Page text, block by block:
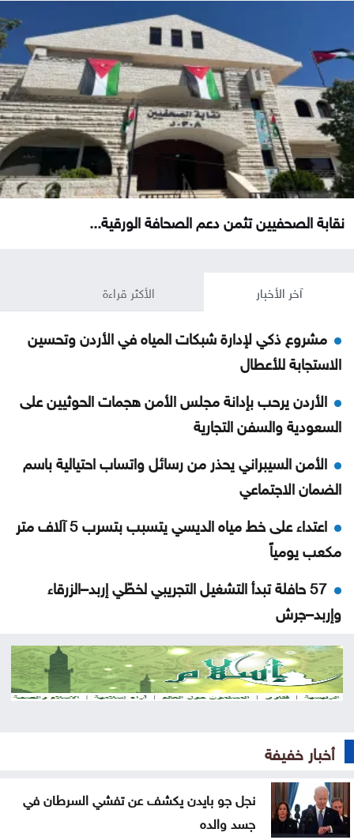
نقابة الصحفيين تثمن دعم الصحافة الورقية...
آخر الأخبار الأكثر قراءة
مشروع ذكي لإدارة شبكات المياه في الأردن وتحسين
الاستجابة للأعطال
الأردن يرحب بإدانة مجلس الأمن هجمات الحوثيين على
السعودية والسفن التجارية
الأمن السيبراني يحذر من رسائل واتساب احتيالية باسم
الضمان الاجتماعي
اعتداء على خط مياه الديسي يتسبب بتسرب 5 آلاف متر
مكعب يومياً
57 حافلة تبدأ التشغيل التجريبي لخطّي إربد–الزرقاء
وإربد–جرش
منذ بداية العام .. إغلاق 12 محطة محروقات وضبط
مخالفات بنزين
مساء الاثنين
أخبار خفيفة
نجل جو بايدن يكشف عن تفشي السرطان في
جسد والده